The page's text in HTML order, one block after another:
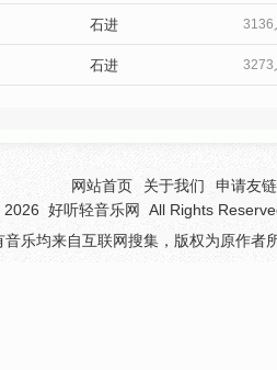
石进 3136
石进 3273
网站首页 关于我们
申请友
好听轻音乐网
All Rights
音乐均来自互联网搜集，版权为原作者